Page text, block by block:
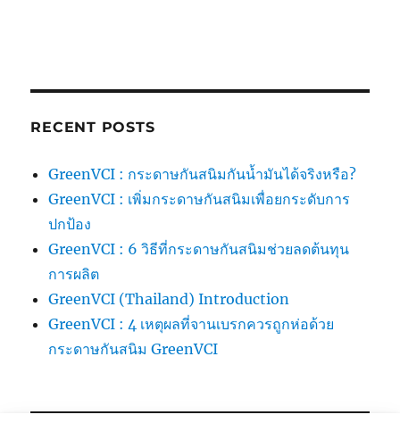
RECENT POSTS
GreenVCI : กระดาษกันสนิมกันน้ำมันได้จริงหรือ?
GreenVCI : เพิ่มกระดาษกันสนิมเพื่อยกระดับการ
ปกป้อง
GreenVCI : 6 วิธีที่กระดาษกันสนิมช่วยลดต้นทุน
การผลิต
GreenVCI (Thailand) Introduction
GreenVCI : 4 เหตุผลที่จานเบรกควรถูกห่อด้วย
กระดาษกันสนิม GreenVCI